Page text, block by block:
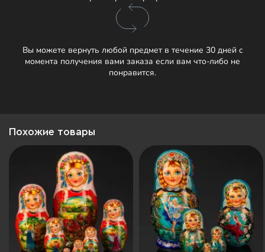
Вы можете вернуть любой предмет в течение 30 дней с
момента получения вами заказа если вам что-либо не
понравится.
Похожие товары